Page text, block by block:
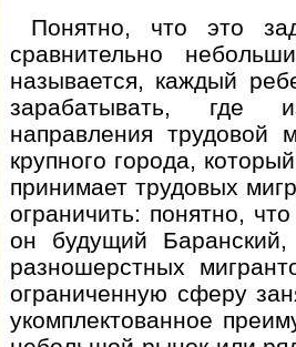
Понятно, что это
сравнительно
называется, каждый
зарабатывать, где
направления трудовой
крупного города,
принимает трудовых
ограничить: понятно,
он будущий
разношерстных
ограниченную сферу
укомплектованное